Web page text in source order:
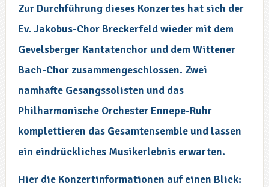
Zur Durchführung dieses Konzertes hat sich der
Ev. Jakobus-Chor Breckerfeld wieder mit dem
Gevelsberger Kantatenchor und dem Wittener
Bach-Chor zusammengeschlossen. Zwei
namhafte Gesangssolisten und das
Philharmonische Orchester Ennepe-Ruhr
komplettieren das Gesamtensemble und lassen
ein eindrückliches Musikerlebnis erwarten.
Hier die Konzertinformationen auf einen Blick: